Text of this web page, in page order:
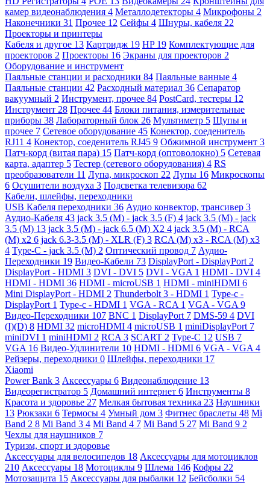
камер видеонаблюдения 4 Металлодетекторы 4 Микрофоны 2
Наконечники 31 Прочее 12 Сейфы 4 Шнуры, кабеля 22
Проекторы и принтеры
Кабеля и другое 13 Картридж 19 HP 19 Комплектующие для
проекторов 2 Проекторы 16 Экраны для проекторов 2
Оборудование и инструмент
Паяльные станции и расходники 84 Паяльные ванные 4
Паяльные станции 42 Расходный материал 36 Сепаратор
вакуумный 2 Инструмент, прочее 84 PostCard, тестеры 12
Инструмент 28 Прочее 44 Блоки питания, измерительные
приборы 38 Лабораторный блок 26 Мультиметр 5 Щупы и
прочее 7 Сетевое оборудование 45 Конектор, соеденитель
RJ11 4 Конектор, соеденитель RJ45 9 Обжимной инструмент 3
Патч-корд (витая пара) 15 Патч-корд (оптоволокно) 5 Сетевая
карта, адаптер 5 Тестер (сетевого оборудования) 4 RS
преобразователи 11 Лупа, микроскоп 22 Лупы 16 Микроскопы
6 Осушители воздуха 3 Подсветка телевизора 62
Кабели, шлейфы, переходники
USB Кабеля переходники 36 Аудио конвектор, трансивер 3
Аудио-Кабеля 43 jack 3.5 (M) - jack 3.5 (F) 4 jack 3.5 (M) - jack
3.5 (M) 13 jack 3.5 (M) - jack 6.5 (M) X2 4 jack 3.5 (M) - RCA
(M) x2 6 jack 6.3-3.5 (M) - XLR (F) 3 RCA (M) x3 - RCA (M) x3
4 Type-C - jack 3.5 (M) 2 Оптический провод 7 Аудио-
Переходники 19 Видео-Кабели 73 DisplayPort - DisplayPort 2
DisplayPort - HDMI 3 DVI - DVI 5 DVI - VGA 1 HDMI - DVI 4
HDMI - HDMI 36 HDMI - microUSB 1 HDMI - miniHDMI 6
Mini DisplayPort - HDMI 2 Thunderbolt 3 - HDMI 1 Type-c -
DisplayPort 1 Type-c - HDMI 1 VGA - RCA 1 VGA - VGA 9
Видео-Переходники 107 BNC 1 DisplayPort 7 DMS-59 4 DVI
(I)(D) 8 HDMI 32 microHDMI 4 microUSB 1 miniDisplayPort 7
miniDVI 1 miniHDMI 2 RCA 3 SCART 2 Type-C 12 USB 7
VGA 16 Видео-Удлинители 10 HDMI - HDMI 6 VGA - VGA 4
Рейзеры, переходники 0 Шлейфы, переходники 17
Xiaomi
Power Bank 3 Аксессуары 6 Видеонаблюдение 13
Видеорегистратор 5 Домашний интернет 6 Инструменты 8
Красота и здоровье 27 Мелкая бытовая техника 23 Наушники
13 Рюкзаки 6 Термосы 4 Умный дом 3 Фитнес браслеты 48 Mi
Band 2 8 Mi Band 3 4 Mi Band 4 7 Mi Band 5 27 Mi Band 9 2
Чехлы для наушников 7
Туризм, спорт и здоровье
Аксессуары для велосипедов 18 Аксессуары для мотоциклов
210 Аксессуары 18 Мотоциклы 9 Шлема 146 Кофры 22
Мотозащита 15 Аксессуары для рыбалки 12 Бейсболки 54